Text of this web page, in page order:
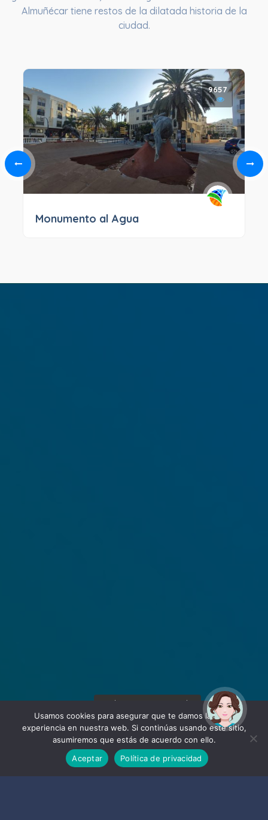
Almuñécar tiene restos de la dilatada historia de la
ciudad.
9657
Monumento al Agua
Usamos cookies para asegurar que te damos la mejor
experiencia en nuestra web. Si continúas usando este sitio,
asumiremos que estás de acuerdo con ello.
Aceptar
Política de privacidad
¡Hola! Soy Noy. ¿Puedo
ayudarte?